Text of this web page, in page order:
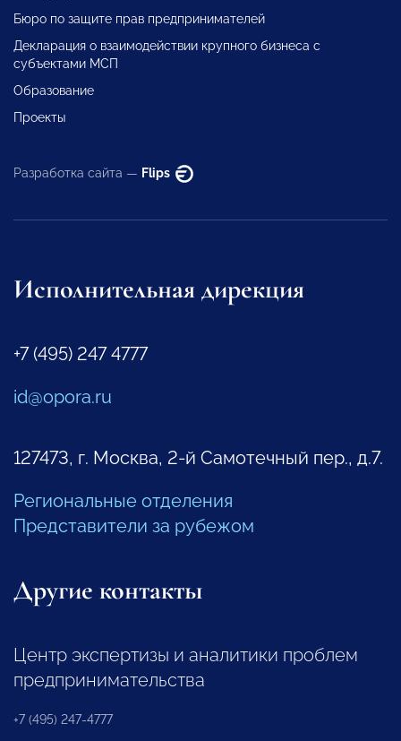
Бюро по защите прав предпринимателей
Декларация о взаимодействии крупного бизнеса с
субъектами МСП
Образование
Проекты
Разработка сайта — Flips
Исполнительная дирекция
+7 (495) 247 4777
id@opora.ru
127473, г. Москва, 2-й Самотечный пер., д.7.
Региональные отделения
Представители за рубежом
Другие контакты
Центр экспертизы и аналитики проблем
предпринимательства
+7 (495) 247-4777